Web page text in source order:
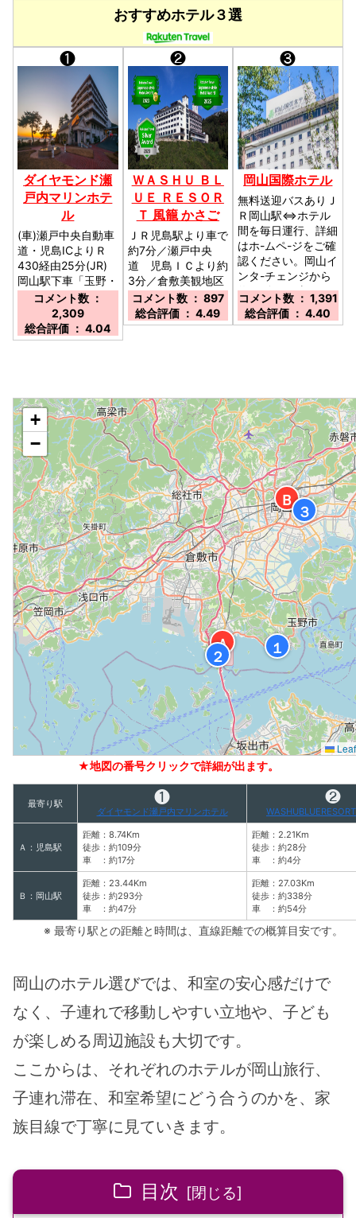
おすすめホテル３選
❶
ダイヤモンド瀬
戸内マリンホテ
ル
(車)瀬戸中央自動車
道・児島ICよりＲ
430経由25分(JR)
岡山駅下車「玉野・
渋川」行きバス
（②乗場）終点下
車徒歩0分／岡山県
玉野市渋川2-12-1／
観光駐車場は21時
間無料（21時間以
降はお客様ご負担）
／
コメント数 ：
2,309
総合評価 ： 4.04
❷
ＷＡＳＨＵ ＢＬ
ＵＥ ＲＥＳＯＲ
Ｔ 風籠 かさご
ＪＲ児島駅より車で
約7分／瀬戸中央
道 児島ＩＣより約
3分／倉敷美観地区
より車で約40分／
鷲羽山ハイランド徒
歩3分！／岡山県倉
コメント数 ： 897
総合評価 ： 4.49
❸
岡山国際ホテル
無料送迎バスありＪ
Ｒ岡山駅⇔ホテル
間を毎日運行、詳細
はホ-ムペ-ジをご確
認ください。岡山イ
ンタ-チェンジから
約30分／岡山県岡
山市中区門田本町
4-1-16／駐車場：
ご相談ください。／
コメント数 ： 1,391
総合評価 ： 4.40
◆
Ａ
Ｂ
１
２
３
+
−
★地図の番号クリックで詳細が出ます。
最寄り駅 ❶
ダイヤモンド瀬戸内マリンホテル
❷
Ａ：児島駅
距離：8.74Km
徒歩：約109分
車 ：約17分
距離：2.21Km
徒歩：約28分
車 ：約4分
Ｂ：岡山駅
距離：23.44Km
徒歩：約293分
車 ：約47分
距離：27.03Km
徒歩：約338分
車 ：約54分
※ 最寄り駅との距離と時間は、直線距離での概算目安です。
岡山のホテル選びでは、和室の安心感だけで
なく、子連れで移動しやすい立地や、子ども
が楽しめる周辺施設も大切です。
ここからは、それぞれのホテルが岡山旅行、
子連れ滞在、和室希望にどう合うのかを、家
族目線で丁寧に見ていきます。
目次